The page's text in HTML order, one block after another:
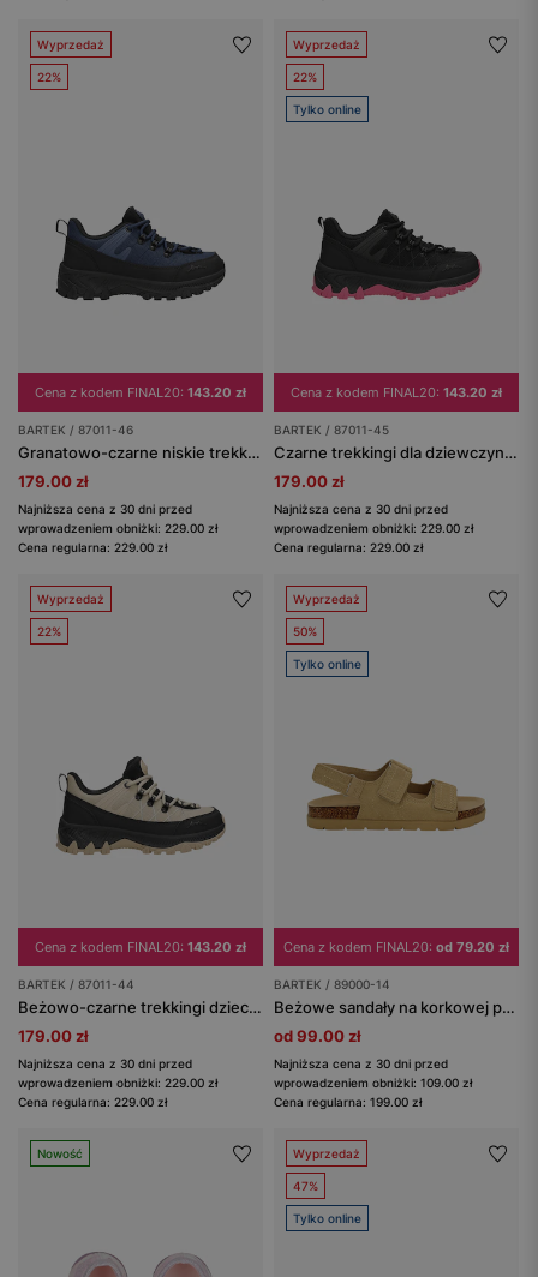
Wyprzedaż
22%
Cena z kodem FINAL20: 143.20 zł
BARTEK / 87011-46
Granatowo-czarne niskie trekkingi dziecięce BARTEK 87011-46
179.00 zł
Najniższa cena z 30 dni przed
wprowadzeniem obniżki: 229.00 zł
Cena regularna: 229.00 zł
Wyprzedaż
22%
Tylko online
Cena z kodem FINAL20: 143.20 zł
BARTEK / 87011-45
Czarne trekkingi dla dziewczynki z różowymi podeszwami BARTEK 87011-45
179.00 zł
Najniższa cena z 30 dni przed
wprowadzeniem obniżki: 229.00 zł
Cena regularna: 229.00 zł
Wyprzedaż
22%
Cena z kodem FINAL20: 143.20 zł
BARTEK / 87011-44
Beżowo-czarne trekkingi dziecięce z membraną Nano-Tex™ BARTEK 87011-44
179.00 zł
Najniższa cena z 30 dni przed
wprowadzeniem obniżki: 229.00 zł
Cena regularna: 229.00 zł
Wyprzedaż
50%
Tylko online
Cena z kodem FINAL20: od 79.20 zł
BARTEK / 89000-14
Beżowe sandały na korkowej podeszwie BARTEK 89000-14
od 99.00 zł
Najniższa cena z 30 dni przed
wprowadzeniem obniżki: 109.00 zł
Cena regularna: 199.00 zł
Nowość Wyprzedaż
47%
Tylko online